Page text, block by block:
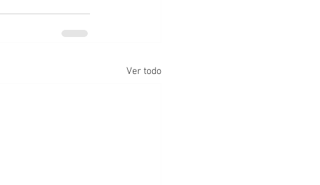
Ver todo